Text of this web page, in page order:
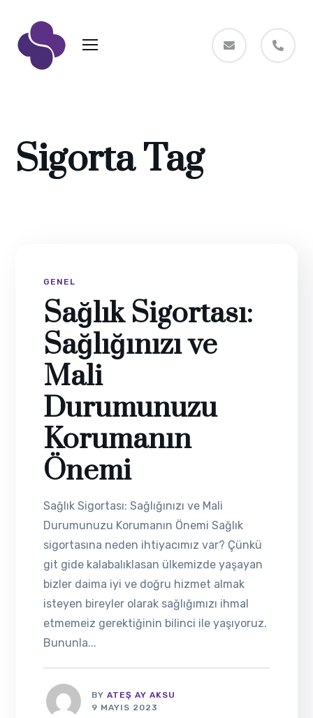
Sigorta Tag
GENEL
Sağlık Sigortası:
Sağlığınızı ve
Mali
Durumunuzu
Korumanın
Önemi
Sağlık Sigortası: Sağlığınızı ve Mali
Durumunuzu Korumanın Önemi Sağlık
sigortasına neden ihtiyacımız var? Çünkü
git gide kalabalıklasan ülkemizde yaşayan
bizler daima iyi ve doğru hizmet almak
isteyen bireyler olarak sağlığımızı ihmal
etmemeiz gerektiğinin bilinci ile yaşıyoruz.
Bununla...
BYATEŞ AY AKSU
9 MAYIS 2023